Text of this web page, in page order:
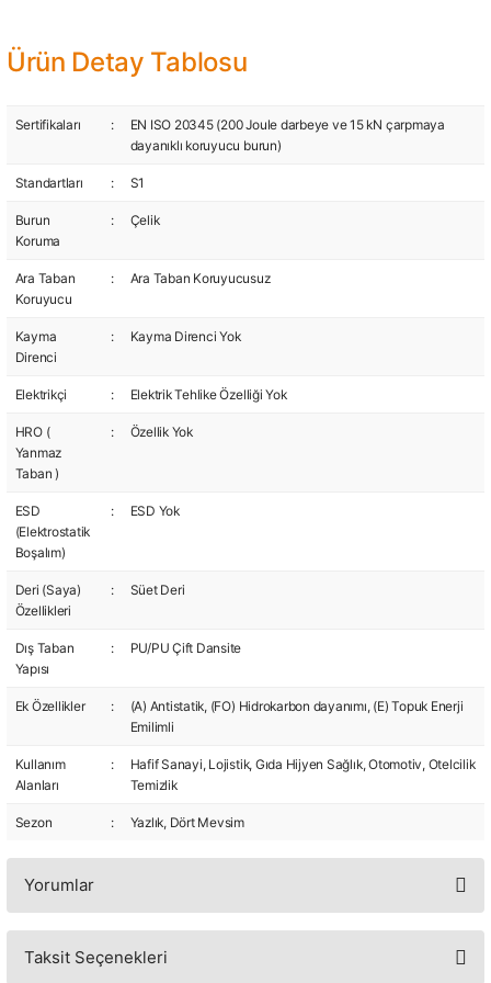
Ürün Detay Tablosu
Sertifikaları :
EN ISO 20345 (200 Joule darbeye ve 15 kN çarpmaya
dayanıklı koruyucu burun)
Standartları : S1
Burun
Koruma
: Çelik
Ara Taban
Koruyucu
: Ara Taban Koruyucusuz
Kayma
Direnci
: Kayma Direnci Yok
Elektrikçi : Elektrik Tehlike Özelliği Yok
HRO (
Yanmaz
Taban )
: Özellik Yok
ESD
(Elektrostatik
Boşalım)
: ESD Yok
Deri (Saya)
Özellikleri
: Süet Deri
Dış Taban
Yapısı
: PU/PU Çift Dansite
Ek Özellikler :
(A) Antistatik, (FO) Hidrokarbon dayanımı, (E) Topuk Enerji
Emilimli
Kullanım
Alanları
:
Hafif Sanayi, Lojistik, Gıda Hijyen Sağlık, Otomotiv, Otelcilik
Temizlik
Sezon : Yazlık, Dört Mevsim
Yorumlar
Taksit Seçenekleri